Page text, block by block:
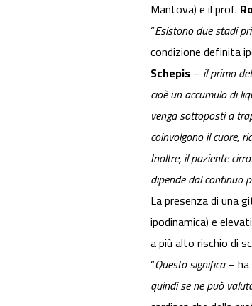
Mantova) e il prof.
“Esistono due stadi
condizione definita
Schepis – il primo
cioè un accumulo di
venga sottoposti a
coinvolgono il cuore,
Inoltre, il paziente
dipende dal continuo
La presenza di una
ipodinamica) e
a più alto rischio di
“Questo significa– ha
quindi se ne può